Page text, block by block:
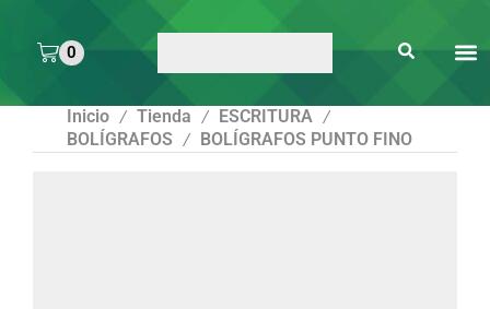
0
Inicio / Tienda / ESCRITURA /
BOLÍGRAFOS / BOLÍGRAFOS PUNTO FINO